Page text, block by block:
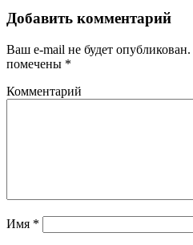
Добавить комментарий
Ваш e-mail не будет опубликован.
помечены *
Комментарий
Имя *